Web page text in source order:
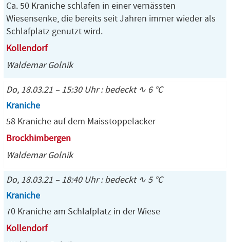
Ca. 50 Kraniche schlafen in einer vernässten
Wiesensenke, die bereits seit Jahren immer wieder als
Schlafplatz genutzt wird.
Kollendorf
Waldemar Golnik
Do, 18.03.21 – 15:30 Uhr : bedeckt ∿ 6 °C
Kraniche
58 Kraniche auf dem Maisstoppelacker
Brockhimbergen
Waldemar Golnik
Do, 18.03.21 – 18:40 Uhr : bedeckt ∿ 5 °C
Kraniche
70 Kraniche am Schlafplatz in der Wiese
Kollendorf